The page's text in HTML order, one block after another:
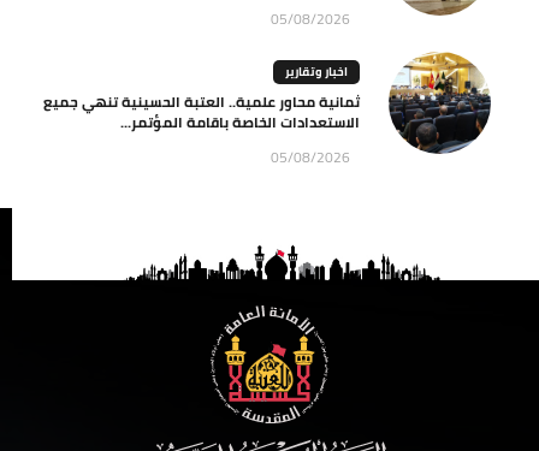
05/08/2026
اخبار وتقارير
ثمانية محاور علمية.. العتبة الحسينية تنهي جميع
الاستعدادات الخاصة باقامة المؤتمر...
05/08/2026